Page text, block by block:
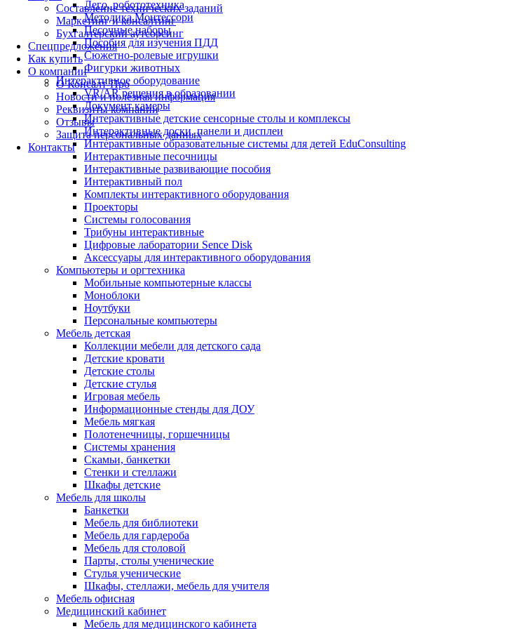
Составление технических заданий
Маркетинг и консалтинг
Бухгалтерский аутсорсинг
Спецпредложения
Как купить
О компании
О Консалт-Про
Новости и полезная информация
Реквизиты компании
Отзывы
Защита персональных данных
Контакты
Лего, робототехника
Методика Монтессори
Песочные наборы
Пособия для изучения ПДД
Сюжетно-ролевые игрушки
Фигурки животных
Интерактивное оборудование
VR/AR решения в образовании
Документ камеры
Интерактивные детские сенсорные столы и комплексы
Интерактивные доски, панели и дисплеи
Интерактивные образовательные системы для детей EduConsulting
Интерактивные песочницы
Интерактивные развивающие пособия
Интерактивный пол
Комплекты интерактивного оборудования
Проекторы
Системы голосования
Трибуны интерактивные
Цифровые лаборатории Sence Disk
Аксессуары для интерактивного оборудования
Компьютеры и оргтехника
Мобильные компьютерные классы
Моноблоки
Ноутбуки
Персональные компьютеры
Мебель детская
Коллекции мебели для детского сада
Детские кровати
Детские столы
Детские стулья
Игровая мебель
Информационные стенды для ДОУ
Мебель мягкая
Полотенечницы, горшечницы
Системы хранения
Скамьи, банкетки
Стенки и стеллажи
Шкафы детские
Мебель для школы
Банкетки
Мебель для библиотеки
Мебель для гардероба
Мебель для столовой
Парты, столы ученические
Стулья ученические
Шкафы, стеллажи, мебель для учителя
Мебель офисная
Медицинский кабинет
Мебель для медицинского кабинета